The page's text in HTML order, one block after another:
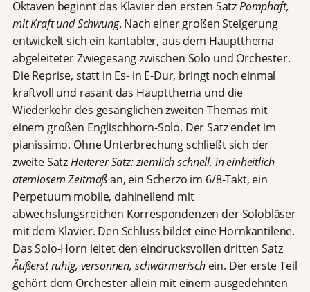
Oktaven beginnt das Klavier den ersten SatzPomphaft,
mit Kraft und Schwung. Nach einer großen Steigerung
entwickelt sich ein kantabler, aus dem Hauptthema
abgeleiteter Zwiegesang zwischen Solo und Orchester.
Die Reprise, statt in Es- in E-Dur, bringt noch einmal
kraftvoll und rasant das Hauptthema und die
Wiederkehr des gesanglichen zweiten Themas mit
einem großen Englischhorn-Solo. Der Satz endet im
pianissimo. Ohne Unterbrechung schließt sich der
zweite SatzHeiterer Satz: ziemlich schnell, in einheitlich
atemlosem Zeitmaßan, ein Scherzo im 6/8-Takt, ein
Perpetuum mobile, dahineilend mit
abwechslungsreichen Korrespondenzen der Solobläser
mit dem Klavier. Den Schluss bildet eine Hornkantilene.
Das Solo-Horn leitet den eindrucksvollen dritten Satz
Äußerst ruhig, versonnen, schwärmerischein. Der erste Teil
gehört dem Orchester allein mit einem ausgedehnten